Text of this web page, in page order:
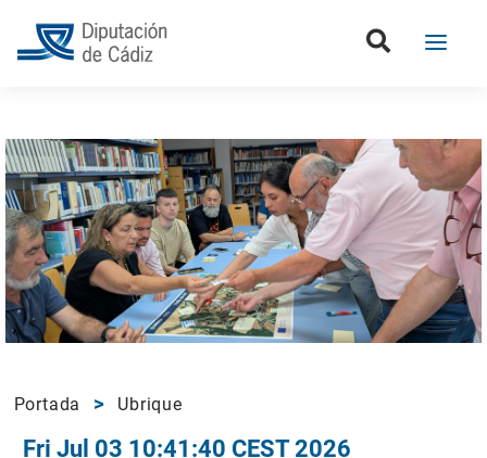
Portada Ubrique
Fri Jul 03 10:41:40 CEST 2026